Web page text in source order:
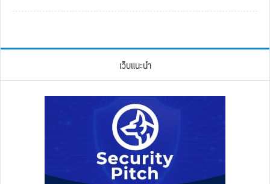
เว็บแนะนำ